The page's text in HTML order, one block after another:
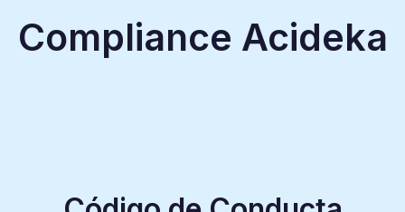
Compliance Acideka